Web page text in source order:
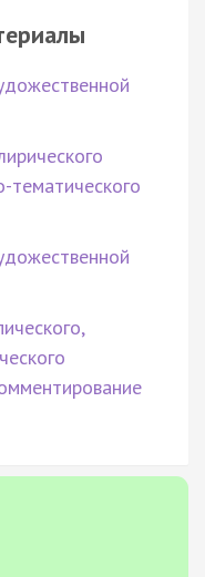
тематического